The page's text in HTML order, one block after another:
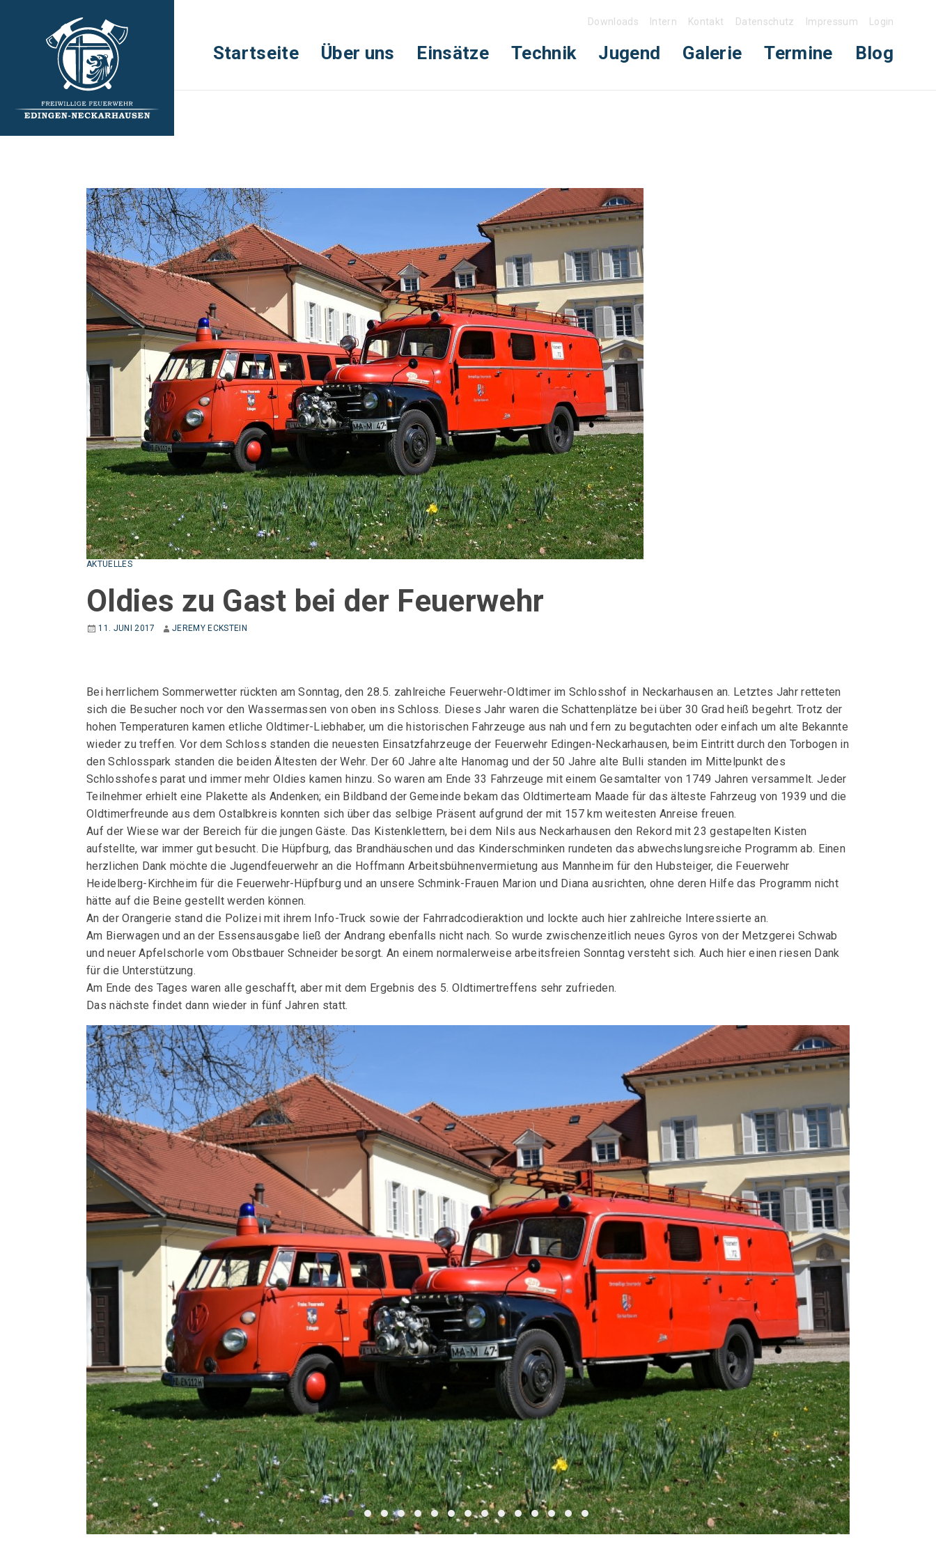
Downloads Intern Kontakt Datenschutz Impressum Login
Startseite Über uns Einsätze Technik Jugend Galerie Termine Blog
AKTUELLES
Oldies zu Gast bei der Feuerwehr
11. JUNI 2017 JEREMY ECKSTEIN
Bei herrlichem Sommerwetter rückten am Sonntag, den 28.5. zahlreiche Feuerwehr-Oldtimer im Schlosshof in Neckarhausen an. Letztes Jahr retteten
sich die Besucher noch vor den Wassermassen von oben ins Schloss. Dieses Jahr waren die Schattenplätze bei über 30 Grad heiß begehrt. Trotz der
hohen Temperaturen kamen etliche Oldtimer-Liebhaber, um die historischen Fahrzeuge aus nah und fern zu begutachten oder einfach um alte Bekannte
wieder zu treffen. Vor dem Schloss standen die neuesten Einsatzfahrzeuge der Feuerwehr Edingen-Neckarhausen, beim Eintritt durch den Torbogen in
den Schlosspark standen die beiden Ältesten der Wehr. Der 60 Jahre alte Hanomag und der 50 Jahre alte Bulli standen im Mittelpunkt des
Schlosshofes parat und immer mehr Oldies kamen hinzu. So waren am Ende 33 Fahrzeuge mit einem Gesamtalter von 1749 Jahren versammelt. Jeder
Teilnehmer erhielt eine Plakette als Andenken; ein Bildband der Gemeinde bekam das Oldtimerteam Maade für das älteste Fahrzeug von 1939 und die
Oldtimerfreunde aus dem Ostalbkreis konnten sich über das selbige Präsent aufgrund der mit 157 km weitesten Anreise freuen.
Auf der Wiese war der Bereich für die jungen Gäste. Das Kistenklettern, bei dem Nils aus Neckarhausen den Rekord mit 23 gestapelten Kisten
aufstellte, war immer gut besucht. Die Hüpfburg, das Brandhäuschen und das Kinderschminken rundeten das abwechslungsreiche Programm ab. Einen
herzlichen Dank möchte die Jugendfeuerwehr an die Hoffmann Arbeitsbühnenvermietung aus Mannheim für den Hubsteiger, die Feuerwehr
Heidelberg-Kirchheim für die Feuerwehr-Hüpfburg und an unsere Schmink-Frauen Marion und Diana ausrichten, ohne deren Hilfe das Programm nicht
hätte auf die Beine gestellt werden können.
An der Orangerie stand die Polizei mit ihrem Info-Truck sowie der Fahrradcodieraktion und lockte auch hier zahlreiche Interessierte an.
Am Bierwagen und an der Essensausgabe ließ der Andrang ebenfalls nicht nach. So wurde zwischenzeitlich neues Gyros von der Metzgerei Schwab
und neuer Apfelschorle vom Obstbauer Schneider besorgt. An einem normalerweise arbeitsfreien Sonntag versteht sich. Auch hier einen riesen Dank
für die Unterstützung.
Am Ende des Tages waren alle geschafft, aber mit dem Ergebnis des 5. Oldtimertreffens sehr zufrieden.
Das nächste findet dann wieder in fünf Jahren statt.